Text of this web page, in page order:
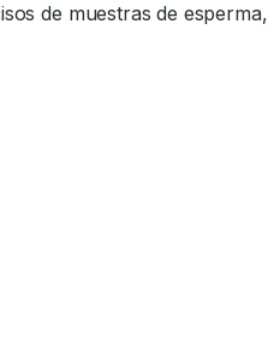
de muestras de esperma,